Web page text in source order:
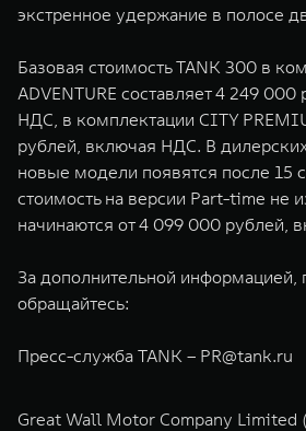
экстренное удержание в полосе
Базовая стоимость TANK 300 в
ADVENTURE составляет 4 249
НДС, в комплектации CITY
рублей, включая НДС. В
новые модели появятся после 15
стоимость на версии Part-time не
начинаются от 4 099 000 рублей,
За дополнительной информацией,
обращайтесь:
Пресс-служба TANK – PR@tank.ru
Great Wall Motor Company Limited